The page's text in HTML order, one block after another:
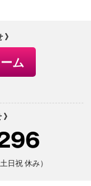
ム
日祝 休み）